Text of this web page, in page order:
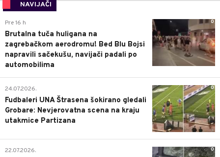
NAVIJAČI
0
Pre 16 h
Brutalna tuča huligana na
zagrebačkom aerodromu! Bed Blu Bojsi
napravili sačekušu, navijači padali po
automobilima
0
24.07.2026.
Fudbaleri UNA Štrasena šokirano gledali
Grobare: Nevjerovatna scena na kraju
utakmice Partizana
0
22.07.2026.